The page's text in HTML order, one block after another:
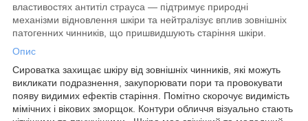
властивостях антитіл страуса — підтримує природні
механізми відновлення шкіри та нейтралізує вплив зовнішніх
патогенних чинників, що пришвидшують старіння шкіри.
Опис
Сироватка захищає шкіру від зовнішніх чинників, які можуть
викликати подразнення, закупорювати пори та провокувати
появу видимих ефектів старіння. Помітно скорочує видимість
мімічних і вікових зморщок. Контури обличчя візуально стають